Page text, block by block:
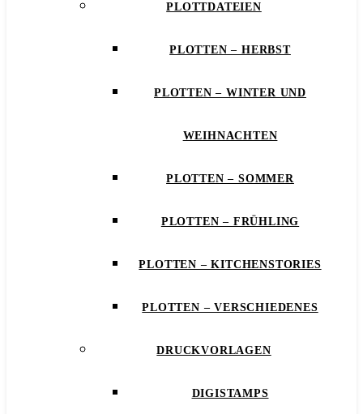
PLOTTDATEIEN
PLOTTEN – HERBST
PLOTTEN – WINTER UND
WEIHNACHTEN
PLOTTEN – SOMMER
PLOTTEN – FRÜHLING
PLOTTEN – KITCHENSTORIES
PLOTTEN – VERSCHIEDENES
DRUCKVORLAGEN
DIGISTAMPS